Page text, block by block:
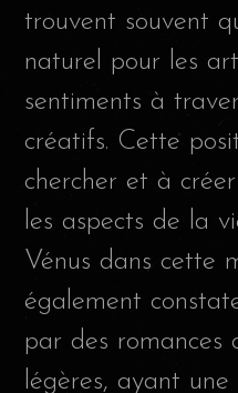
trouvent souvent
naturel pour les
sentiments à
créatifs. Cette
chercher et à
les aspects de la
Vénus dans cette
également
par des romances
légères, ayant une